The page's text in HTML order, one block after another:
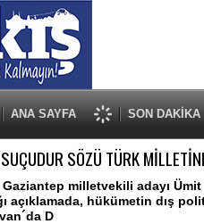
ANA SAYFA SON DAKİKA
SÖZÜ TÜRK
milletvekili adayı Ümit
açıklamada, hükümetin dış
D